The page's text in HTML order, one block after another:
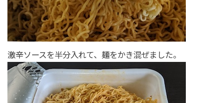
激辛ソースを半分入れて、麺をかき混ぜました。